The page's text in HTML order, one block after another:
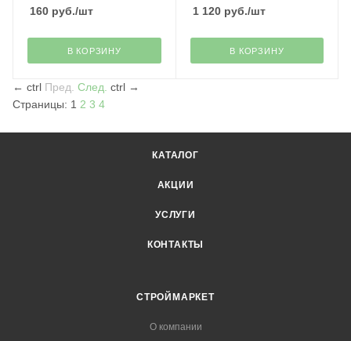
160 руб./шт
В КОРЗИНУ
1 120руб./шт
В КОРЗИНУ
← ctrl Пред. След. ctrl →
Страницы: 1 2 3 4
КАТАЛОГ
АКЦИИ
УСЛУГИ
КОНТАКТЫ
СТРОЙМАРКЕТ
О компании